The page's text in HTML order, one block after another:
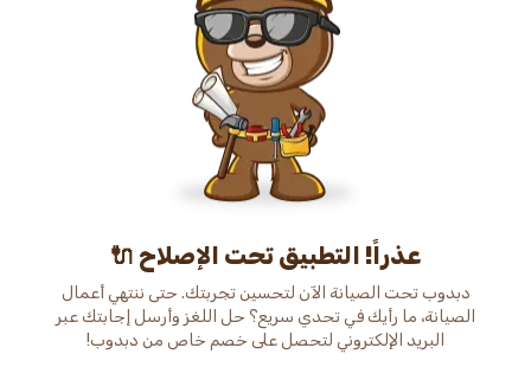
عذراً! التطبيق تحت الإصلاح 🔌
دبدوب تحت الصيانة الآن لتحسين تجربتك. حتى ننتهي أعمال
الصيانة، ما رأيك في تحدي سريع؟ حل اللغز وأرسل إجابتك عبر
البريد الإلكتروني لتحصل على خصم خاص من دبدوب!